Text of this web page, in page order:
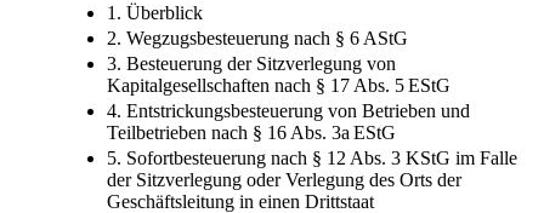
1. Überblick
2. Wegzugsbesteuerung nach § 6 AStG
3. Besteuerung der Sitzverlegung von
Kapitalgesellschaften nach § 17 Abs. 5 EStG
4. Entstrickungsbesteuerung von Betrieben und
Teilbetrieben nach § 16 Abs. 3a EStG
5. Sofortbesteuerung nach § 12 Abs. 3 KStG im Falle
der Sitzverlegung oder Verlegung des Orts der
Geschäftsleitung in einen Drittstaat